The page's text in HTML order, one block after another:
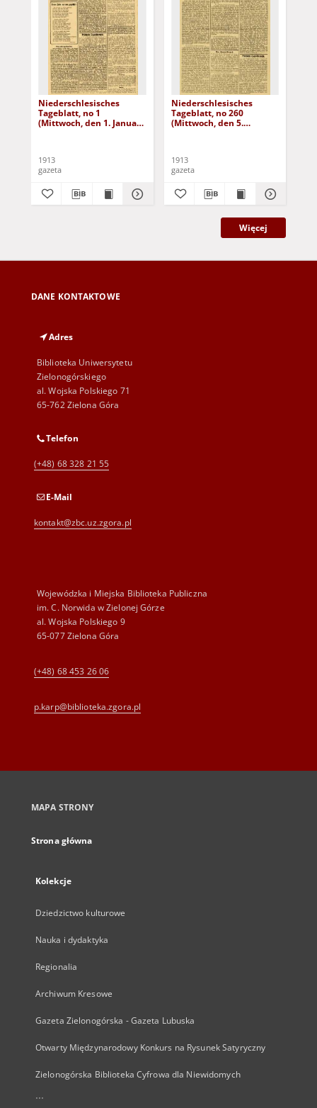
Niederschlesisches
Tageblatt, no 1
(Mittwoch, den 1. Januar
1913
gazeta
Niederschlesisches
Tageblatt, no 260
(Mittwoch, den 5.
1913
gazeta
Więcej
DANE KONTAKTOWE
Adres
Biblioteka Uniwersytetu
Zielonogórskiego
al. Wojska Polskiego 71
65-762 Zielona Góra
Telefon
(+48) 68 328 21 55
E-Mail
kontakt@zbc.uz.zgora.pl
Wojewódzka i Miejska Biblioteka Publiczna
im. C. Norwida w Zielonej Górze
al. Wojska Polskiego 9
65-077 Zielona Góra
(+48) 68 453 26 06
p.karp@biblioteka.zgora.pl
MAPA STRONY
Strona główna
Kolekcje
Dziedzictwo kulturowe
Nauka i dydaktyka
Regionalia
Archiwum Kresowe
Gazeta Zielonogórska - Gazeta Lubuska
Otwarty Międzynarodowy Konkurs na Rysunek Satyryczny
Zielonogórska Biblioteka Cyfrowa dla Niewidomych
...